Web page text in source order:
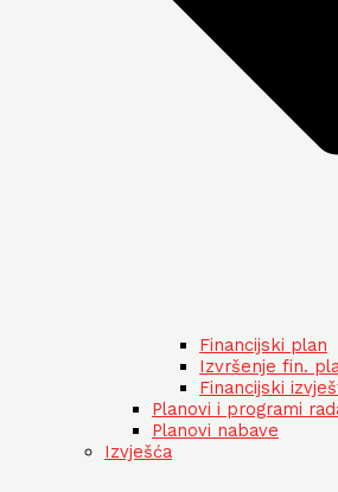
Financijski plan
Izvršenje fin.
Financijski
Planovi i programi
Planovi nabave
Izvješća